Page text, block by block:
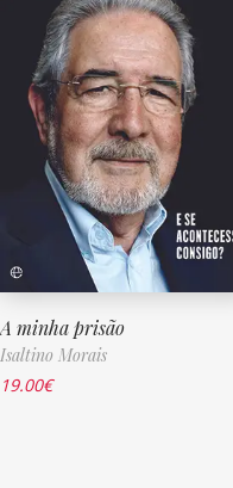
A minha prisão
Isaltino Morais
19.00€